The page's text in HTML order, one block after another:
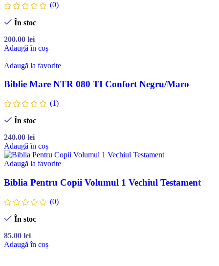
(0)
În stoc
200.00 lei
Adaugă în coș
Adaugă la favorite
Biblie Mare NTR 080 TI Confort Negru/Maro
(1)
În stoc
240.00 lei
Adaugă în coș
Adaugă la favorite
Biblia Pentru Copii Volumul 1 Vechiul Testament
(0)
În stoc
85.00 lei
Adaugă în coș